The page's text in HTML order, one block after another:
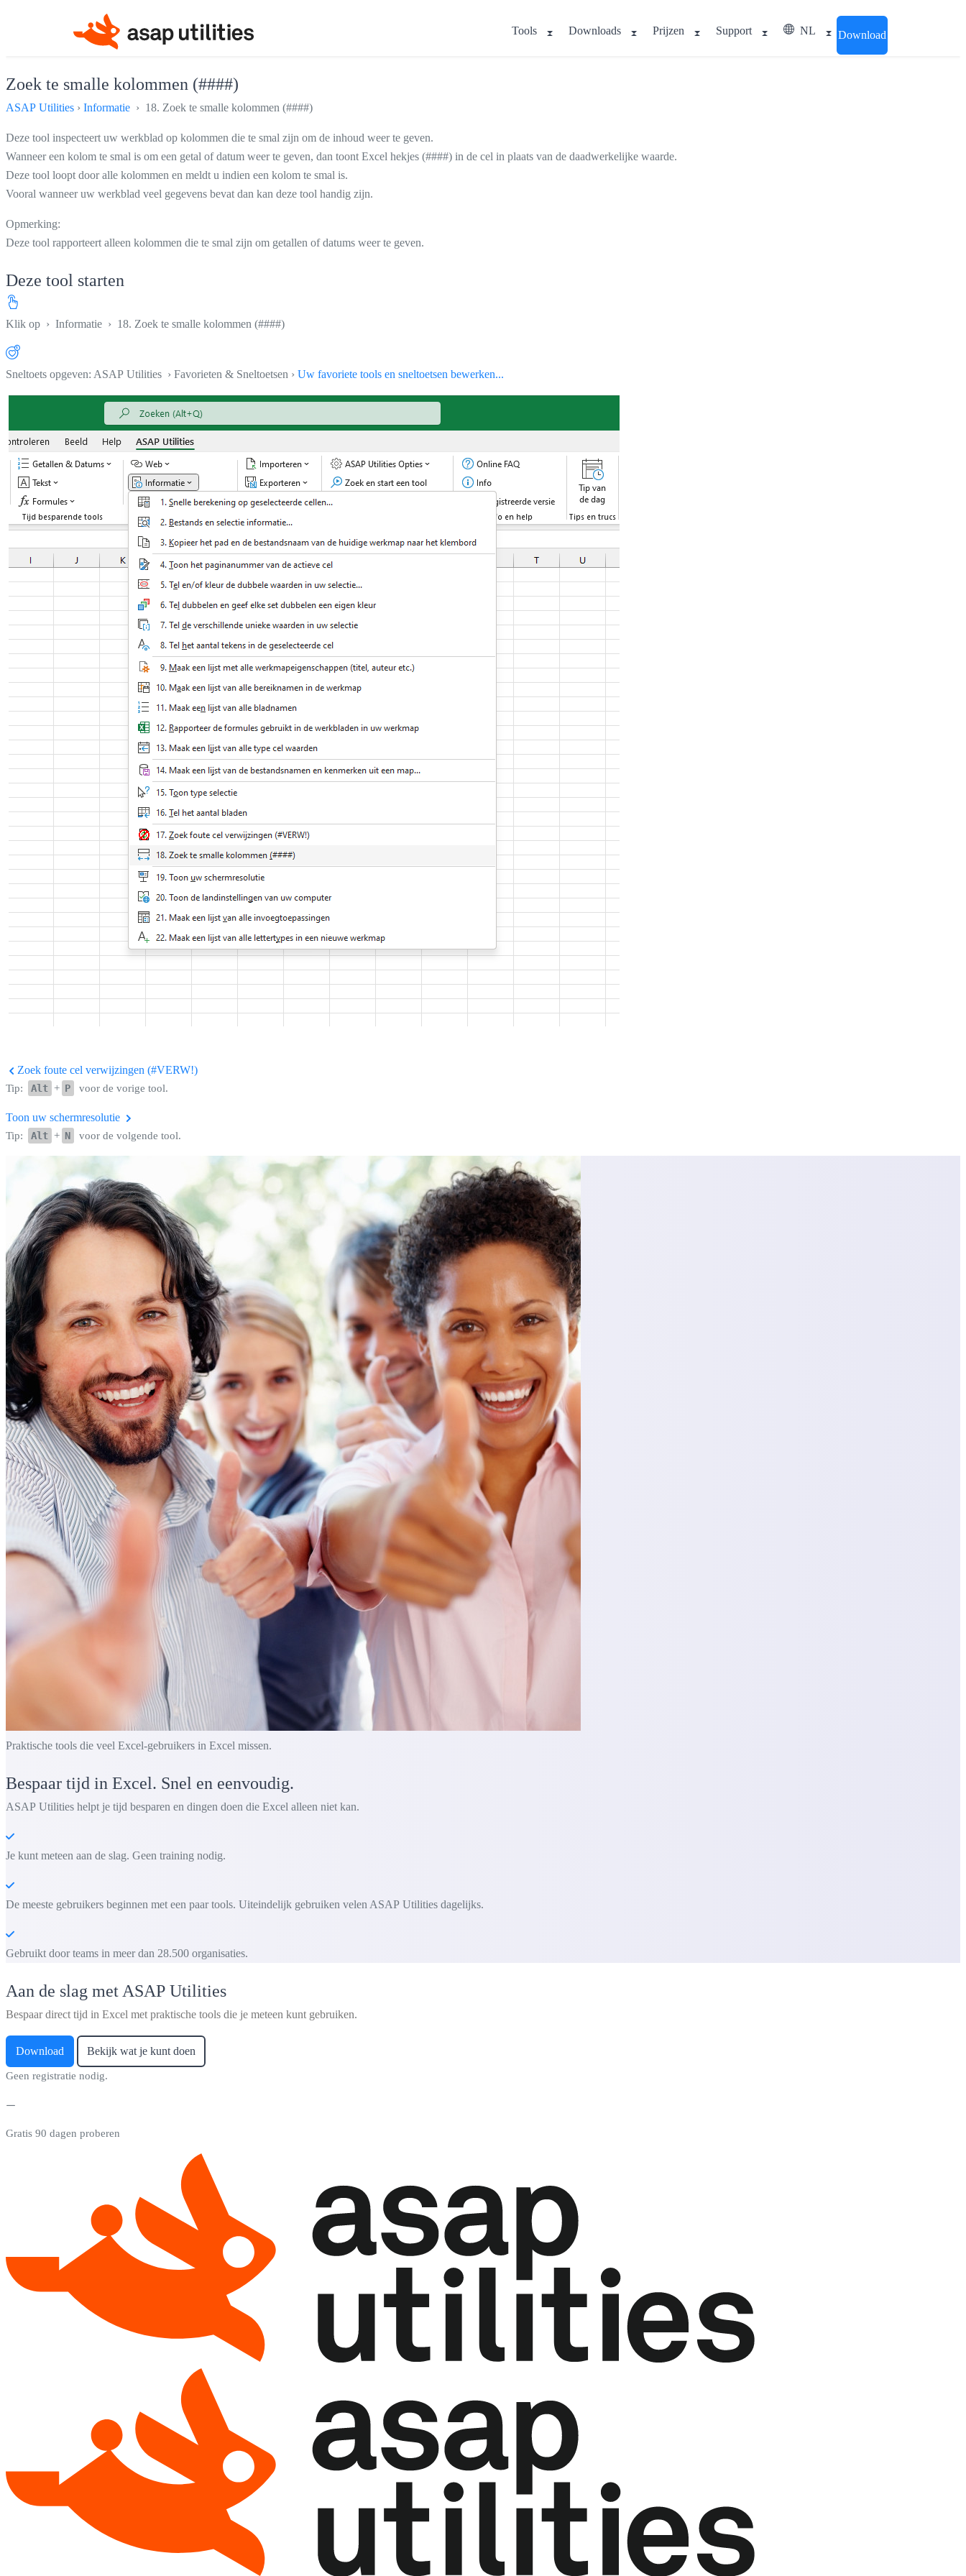
Tools Downloads Prijzen Support NL Download
Zoek te smalle kolommen (####)
ASAP Utilities › Informatie › 18. Zoek te smalle kolommen (####)
Deze tool inspecteert uw werkblad op kolommen die te smal zijn om de inhoud weer te geven.
Wanneer een kolom te smal is om een getal of datum weer te geven, dan toont Excel hekjes (####) in de cel in plaats van de daadwerkelijke waarde.
Deze tool loopt door alle kolommen en meldt u indien een kolom te smal is.
Vooral wanneer uw werkblad veel gegevens bevat dan kan deze tool handig zijn.
Opmerking:
Deze tool rapporteert alleen kolommen die te smal zijn om getallen of datums weer te geven.
Deze tool starten
Klik op › Informatie › 18. Zoek te smalle kolommen (####)
Sneltoets opgeven: ASAP Utilities › Favorieten & Sneltoetsen › Uw favoriete tools en sneltoetsen bewerken...
Zoek foute cel verwijzingen (#VERW!)
Tip: Alt + P voor de vorige tool.
Toon uw schermresolutie
Tip: Alt + N voor de volgende tool.
Praktische tools die veel Excel-gebruikers in Excel missen.
Bespaar tijd in Excel. Snel en eenvoudig.
ASAP Utilities helpt je tijd besparen en dingen doen die Excel alleen niet kan.
Je kunt meteen aan de slag. Geen training nodig.
De meeste gebruikers beginnen met een paar tools. Uiteindelijk gebruiken velen ASAP Utilities dagelijks.
Gebruikt door teams in meer dan 28.500 organisaties.
Aan de slag met ASAP Utilities
Bespaar direct tijd in Excel met praktische tools die je meteen kunt gebruiken.
Download Bekijk wat je kunt doen
Geen registratie nodig.
Gratis 90 dagen proberen